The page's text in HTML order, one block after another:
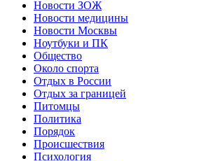
Новости ЗОЖ
Новости медицины
Новости Москвы
Ноутбуки и ПК
Общество
Около спорта
Отдых в России
Отдых за границей
Питомцы
Политика
Порядок
Происшествия
Психология